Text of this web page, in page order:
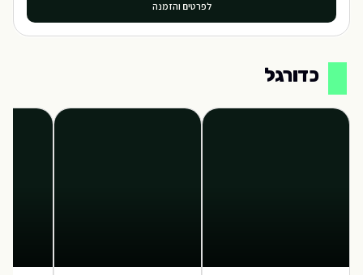
לפרטים והזמנה
כדורגל